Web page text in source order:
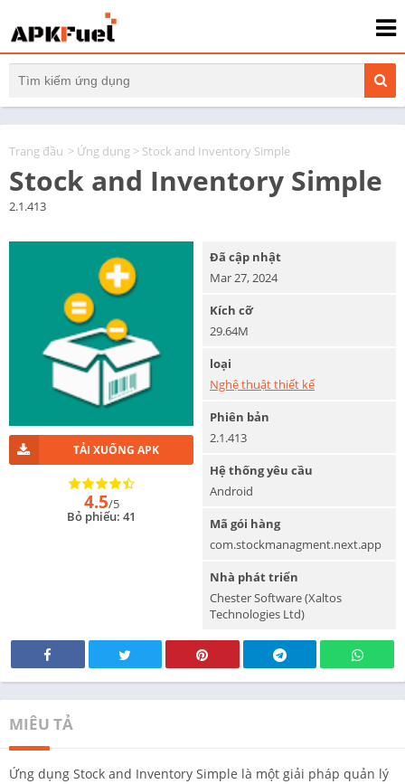
Trang đầu > Ứng dụng > Stock and Inventory Simple
Stock and Inventory Simple
2.1.413
TẢI XUỐNG APK
4.5/5
Bỏ phiếu: 41
Đã cập nhật
Mar 27, 2024
Kích cỡ
29.64M
loại
Nghệ thuật thiết kế
Phiên bản
2.1.413
Hệ thống yêu cầu
Android
Mã gói hàng
com.stockmanagment.next.app
Nhà phát triển
Chester Software (Xaltos
Technologies Ltd)
MIÊU TẢ
Ứng dụng Stock and Inventory Simple là một giải pháp quản lý